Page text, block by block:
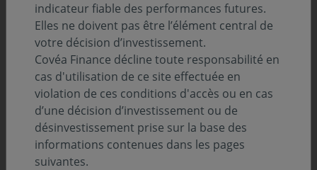
« La Recherche telle que nous la
pratiquons inscrit notre gestion dans
une optique de long terme, guidée par
une approche fondamentale, historique
indicateur fiable des performances futures.
Elles ne doivent pas être l’élément central de
votre décision d’investissement.
Covéa Finance décline toute responsabilité en
cas d'utilisation de ce site effectuée en
violation de ces conditions d'accès ou en cas
d’une décision d’investissement ou de
désinvestissement prise sur la base des
informations contenues dans les pages
suivantes.